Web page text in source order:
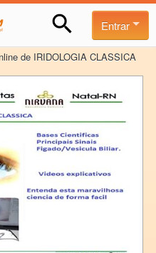
Entrar
de IRIDOLOGIA CLASSICA